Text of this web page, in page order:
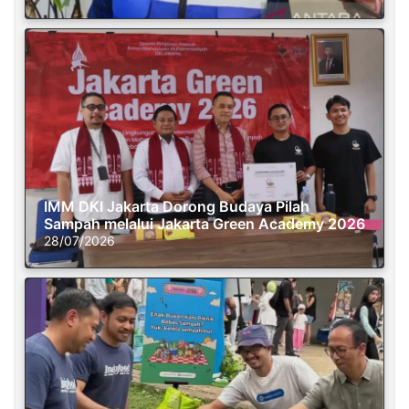
IMM DKI Jakarta Dorong Budaya Pilah
Sampah melalui Jakarta Green Academy 2026
28/07/2026